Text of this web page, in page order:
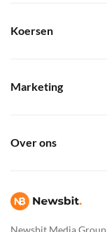
Newsbit Media Group
Koersen
Marketing
Over ons